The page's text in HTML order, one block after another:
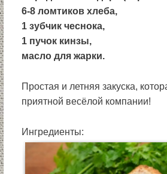
6-8 ломтиков хлеба,
1 зубчик чеснока,
1 пучок кинзы,
масло для жарки.
Простая и летняя закуска,
приятной весёлой компании!
Ингредиенты: